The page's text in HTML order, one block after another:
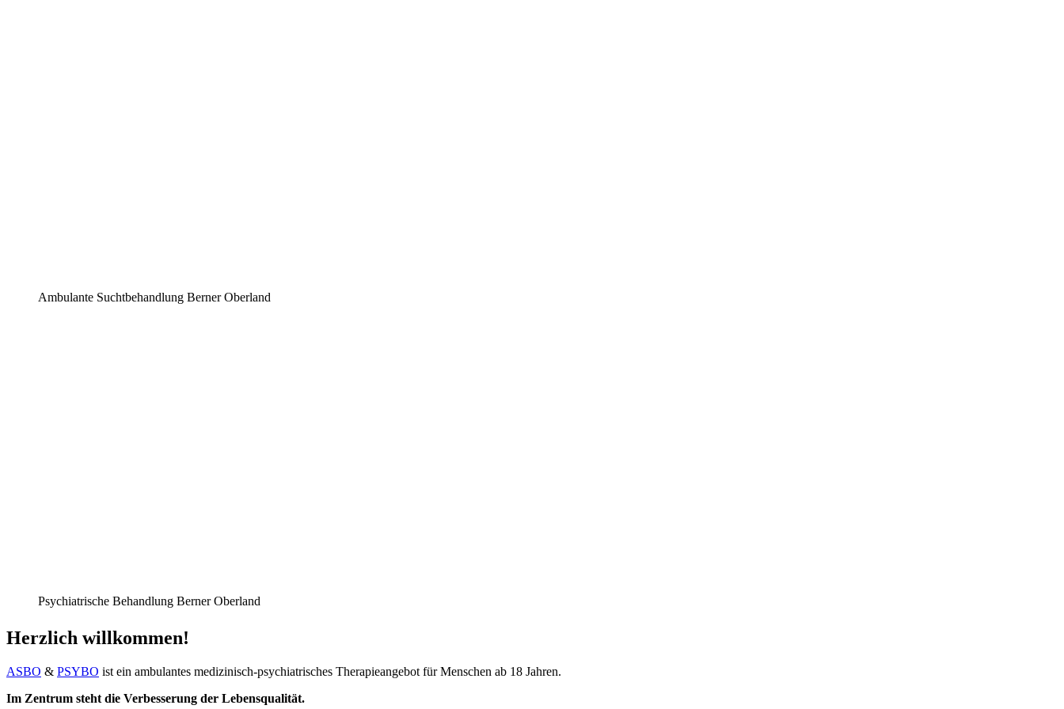
Ambulante Suchtbehandlung Berner Oberland
Psychiatrische Behandlung Berner Oberland
Herzlich willkommen!
ASBO & PSYBO ist ein ambulantes medizinisch-psychiatrisches Therapieangebot für Menschen ab 18 Jahren.
Im Zentrum steht die Verbesserung der Lebensqualität.